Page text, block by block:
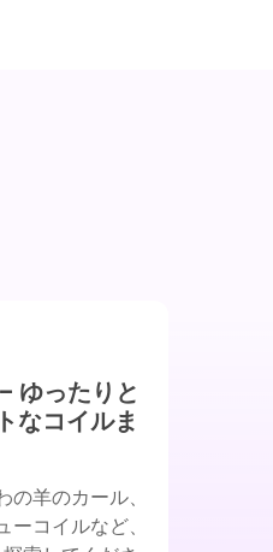
ゆったりと
なコイルま
羊のカール、
ーコイルなど、